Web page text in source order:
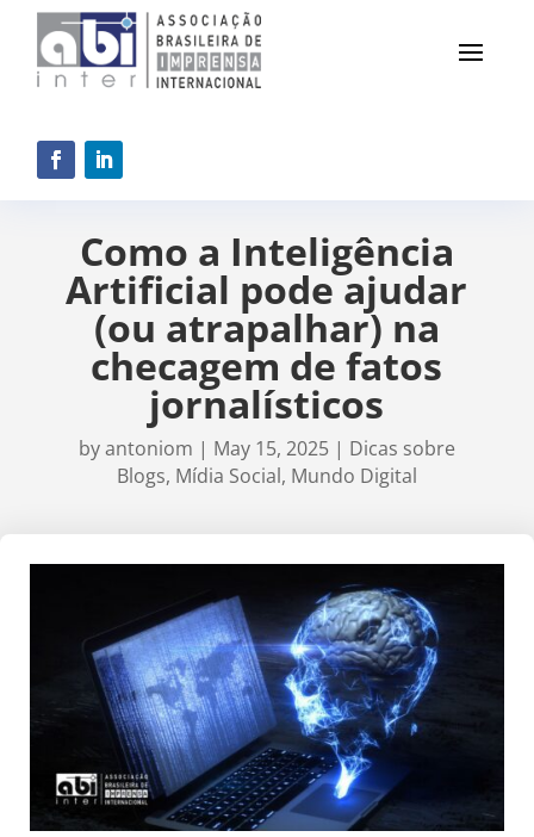
Como a Inteligência
Artificial pode ajudar
(ou atrapalhar) na
checagem de fatos
jornalísticos
byantoniom | May 15, 2025| Dicas sobre
Blogs, Mídia Social, Mundo Digital